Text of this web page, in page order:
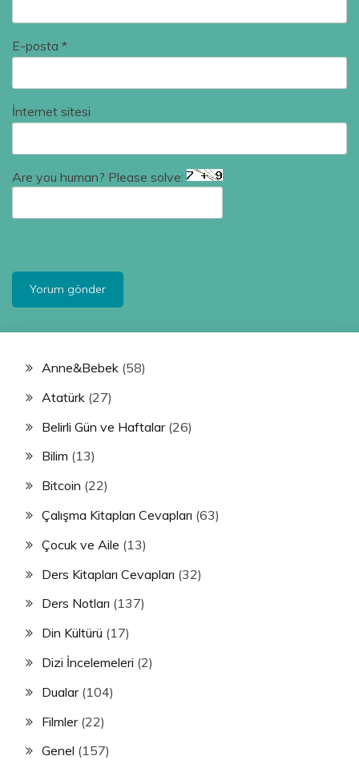
E-posta *
İnternet sitesi
Are you human? Please solve:
Anne&Bebek (58)
Atatürk (27)
Belirli Gün ve Haftalar(26)
Bilim (13)
Bitcoin (22)
Çalışma Kitapları Cevapları (63)
Çocuk ve Aile (13)
Ders Kitapları Cevapları (32)
Ders Notları (137)
Din Kültürü (17)
Dizi İncelemeleri (2)
Dualar(104)
Filmler(22)
Genel (157)